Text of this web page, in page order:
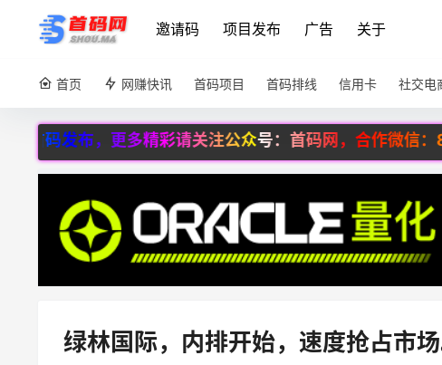
邀请码 项目发布 广告 关于
首页 网赚快讯 首码项目 首码排线 信用卡 社交电
更多精彩请关注公众号：首码网，合作微信：860056696
绿林国际，内排开始，速度抢占市场